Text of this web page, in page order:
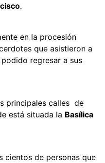
.
en la procesión
que asistieron a
regresar a sus
principales calles de
está situada la Basílica
cientos de personas que